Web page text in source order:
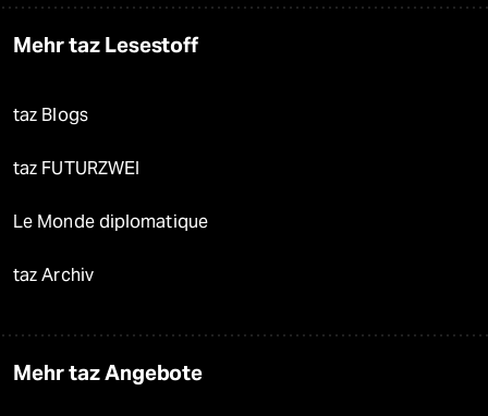
Mehr taz Lesestoff
taz Blogs
taz FUTURZWEI
Le Monde diplomatique
taz Archiv
Mehr taz Angebote